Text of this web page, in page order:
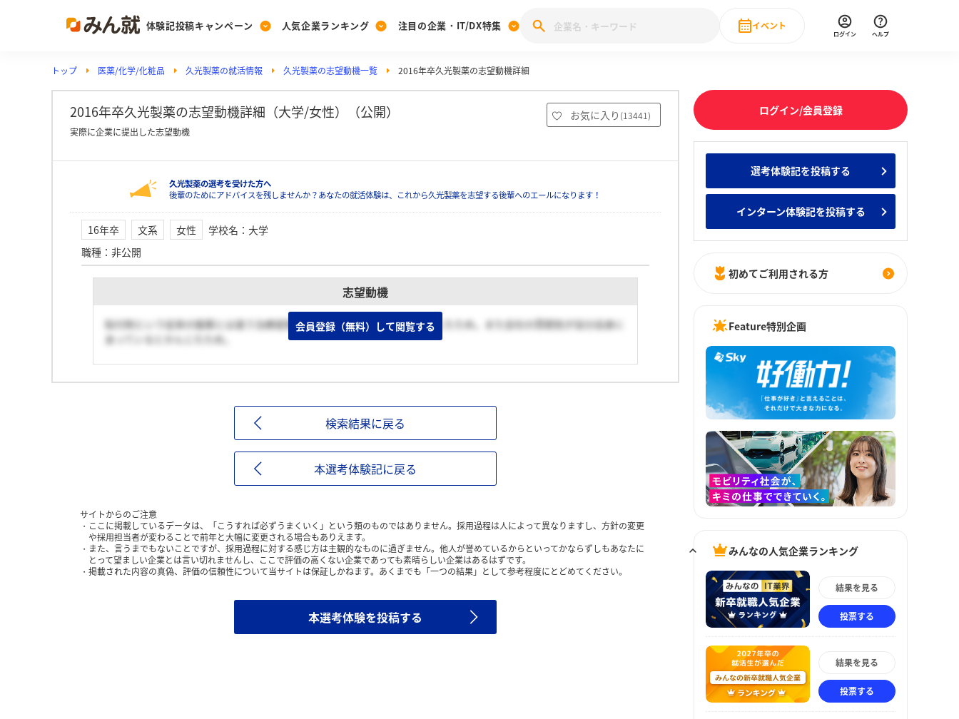
体験記投稿キャンペーン
Post
投稿する
[27卒] 本選考体験記投稿キャンペーン
人気企業ランキング
Ranking
ランキングを見る
みんなのDX企業就職ブランド調査
Vote
投票する
みんなの新卒就職人気企業ランキング みんなのインターン人気企業ランキ
注目の企業・IT/DX特集
PickUp
注目の企業特集
28卒 IT・DX現場社員インタビュー
イベント
直近のイベント一覧
ログイン ヘルプ
トップ 医薬/化学/化粧品 久光製薬の就活情報 久光製薬の志望動機一覧 2016年卒久光製薬の志望動機詳細
2016年卒久光製薬の志望動機詳細（大学/女性）（公開） お気に入り (13441)
実際に企業に提出した志望動機
久光製薬の選考を受けた方へ
後輩のためにアドバイスを残しませんか？あなたの就活体験は、これから久光製薬を志望する後輩へのエールになります！
16年卒 文系 女性 学校名 ： 大学
職種 ： 非公開
志望動機
貼付剤という従来の服薬とは違う治療提案ができることに非常に魅力を感じたため。また会社の雰囲気が自分自身に
あっているとかんじたため。
会員登録（無料）して閲覧する
検索結果に戻る
本選考体験記に戻る
サイトからのご注意
ここに掲載しているデータは、「こうすれば必ずうまくいく」という類のものではありません。採用過程は人によって異なりますし、方針の変更
や採用担当者が変わることで前年と大幅に変更される場合もありえます。
また、言うまでもないことですが、採用過程に対する感じ方は主観的なものに過ぎません。他人が誉めているからといってかならずしもあなたに
とって望ましい企業とは言い切れませんし、ここで評価の高くない企業であっても素晴らしい企業はあるはずです。
掲載された内容の真偽、評価の信頼性について当サイトは保証しかねます。あくまでも「一つの結果」として参考程度にとどめてください。
本選考体験を投稿する
ログイン/会員登録
選考体験記を投稿する
インターン体験記を投稿する
初めてご利用される方
Feature特別企画
みんなの人気企業ランキング
結果を見る
投票する
結果を見る
投票する